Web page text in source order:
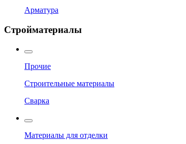
Арматура
Стройматериалы
Прочие
Строительные материалы
Сварка
Материалы для отделки